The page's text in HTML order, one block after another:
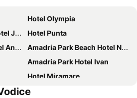
Hotel Olympia
Jure
Hotel Punta
Amadria Park Beach Hotel Niko
Amadria Park Hotel Ivan
Hotel Miramare
Hotel Villa Arausana & Antonina